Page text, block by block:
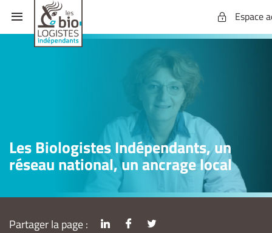
Espace
Les Biologistes Indépendants, un
réseau national, un ancrage local
Partager la page :